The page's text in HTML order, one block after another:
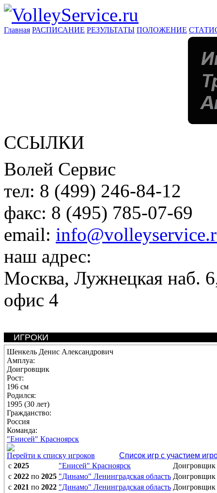
Главная РАСПИСАНИЕ РЕЗУЛЬТАТЫ ПОЛОЖЕНИЕ
ССЫЛКИ
Волей Сервис
тел: 8 (499) 246-84-12
факс: 8 (495) 785-07-69
email:
наш адрес:
Москва, Лужнецкая наб.
офис 4
ИГРОКИ
Шенкель Денис Александрович
Амплуа:
Доигровщик
Рост:
196 см
Родился:
1995 (30 лет)
Гражданство:
Россия
Команда:
"Енисей" Красноярск
Перейти к списку игроков
Список игр с участием
с 2025 "Енисей" Красноярск
Доигровщик
с 2022 по 2025 "Динамо" Ленинградская область Доигровщик
с 2021 по 2022 "Динамо" Ленинградская область Доигровщик